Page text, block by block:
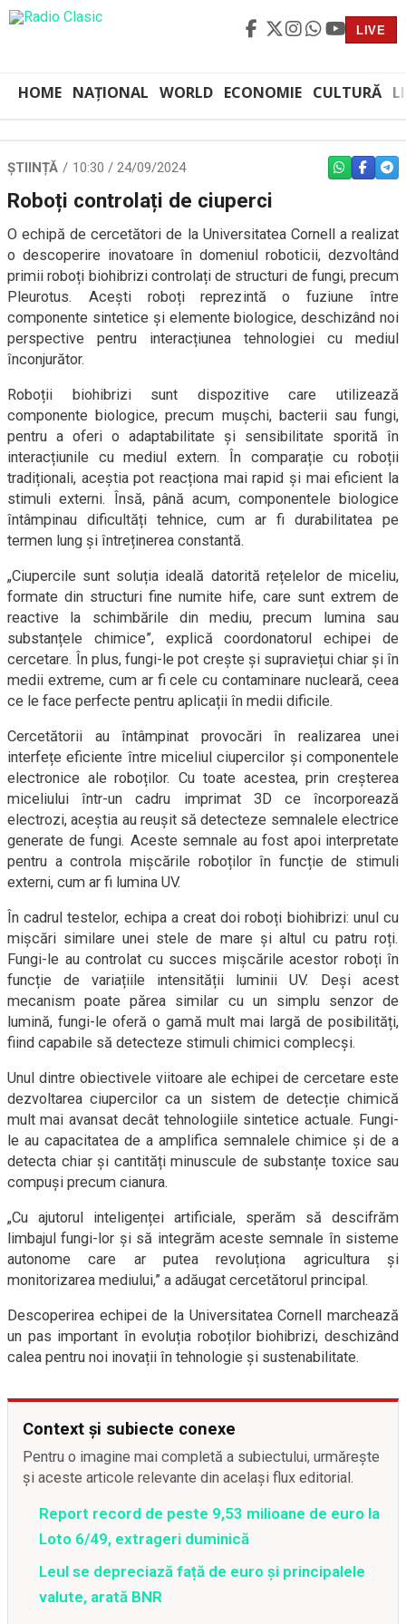
LIVE
HOME NAȚIONAL WORLD ECONOMIE CULTURĂ
ȘTIINȚĂ 10:30 / 24/09/2024 WHATSAPP
Roboți controlați de ciuperci
O echipă de cercetători de la Universitatea Cornell a realizat
o descoperire inovatoare în domeniul roboticii, dezvoltând
primii roboți biohibrizi controlați de structuri de fungi, precum
Pleurotus. Acești roboți reprezintă o fuziune între
componente sintetice și elemente biologice, deschizând noi
perspective pentru interacțiunea tehnologiei cu mediul
înconjurător.
Roboții biohibrizi sunt dispozitive care utilizează
componente biologice, precum mușchi, bacterii sau fungi,
pentru a oferi o adaptabilitate și sensibilitate sporită în
interacțiunile cu mediul extern. În comparație cu roboții
tradiționali, aceștia pot reacționa mai rapid și mai eficient la
stimuli externi. Însă, până acum, componentele biologice
întâmpinau dificultăți tehnice, cum ar fi durabilitatea pe
termen lung și întreținerea constantă.
„Ciupercile sunt soluția ideală datorită rețelelor de miceliu,
formate din structuri fine numite hife, care sunt extrem de
reactive la schimbările din mediu, precum lumina sau
substanțele chimice”, explică coordonatorul echipei de
cercetare. În plus, fungi-le pot crește și supraviețui chiar și în
medii extreme, cum ar fi cele cu contaminare nucleară, ceea
ce le face perfecte pentru aplicații în medii dificile.
Cercetătorii au întâmpinat provocări în realizarea unei
interfețe eficiente între miceliul ciupercilor și componentele
electronice ale roboților. Cu toate acestea, prin creșterea
miceliului într-un cadru imprimat 3D ce încorporează
electrozi, aceștia au reușit să detecteze semnalele electrice
generate de fungi. Aceste semnale au fost apoi interpretate
pentru a controla mișcările roboților în funcție de stimuli
externi, cum ar fi lumina UV.
În cadrul testelor, echipa a creat doi roboți biohibrizi: unul cu
mișcări similare unei stele de mare și altul cu patru roți.
Fungi-le au controlat cu succes mișcările acestor roboți în
funcție de variațiile intensității luminii UV. Deși acest
mecanism poate părea similar cu un simplu senzor de
lumină, fungi-le oferă o gamă mult mai largă de posibilități,
fiind capabile să detecteze stimuli chimici complecși.
Unul dintre obiectivele viitoare ale echipei de cercetare este
dezvoltarea ciupercilor ca un sistem de detecție chimică
mult mai avansat decât tehnologiile sintetice actuale. Fungi-
le au capacitatea de a amplifica semnalele chimice și de a
detecta chiar și cantități minuscule de substanțe toxice sau
compuși precum cianura.
„Cu ajutorul inteligenței artificiale, sperăm să descifrăm
limbajul fungi-lor și să integrăm aceste semnale în sisteme
autonome care ar putea revoluționa agricultura și
monitorizarea mediului,” a adăugat cercetătorul principal.
Descoperirea echipei de la Universitatea Cornell marchează
un pas important în evoluția roboților biohibrizi, deschizând
calea pentru noi inovații în tehnologie și sustenabilitate.
Context și subiecte conexe
Pentru o imagine mai completă a subiectului, urmărește
și aceste articole relevante din același flux editorial.
Report record de peste 9,53 milioane de euro la
Loto 6/49, extrageri duminică
Leul se depreciază față de euro și principalele
valute, arată BNR